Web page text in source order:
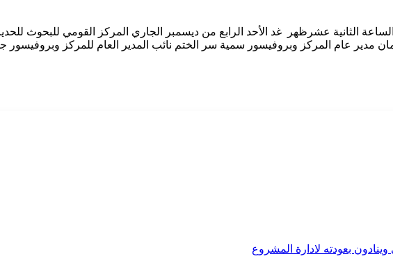
الثانية عشرظهر غد الأحد الرابع من ديسمبر الجاري المركز القومي للبحوث
مدير عام المركز وبروفيسور سمية سر الختم نائب المدير العام للمركز وبروفيسور
بعودته لادارة المشروع